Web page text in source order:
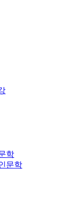
학
문학